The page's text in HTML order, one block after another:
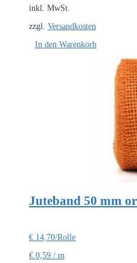
inkl. MwSt.
zzgl. Versandkosten
In den Warenkorb
Juteband 50 mm
€ 14,70/Rolle
€ 0,59 / m